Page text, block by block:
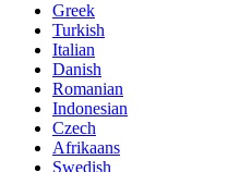
Greek
Turkish
Italian
Danish
Romanian
Indonesian
Czech
Afrikaans
Swedish